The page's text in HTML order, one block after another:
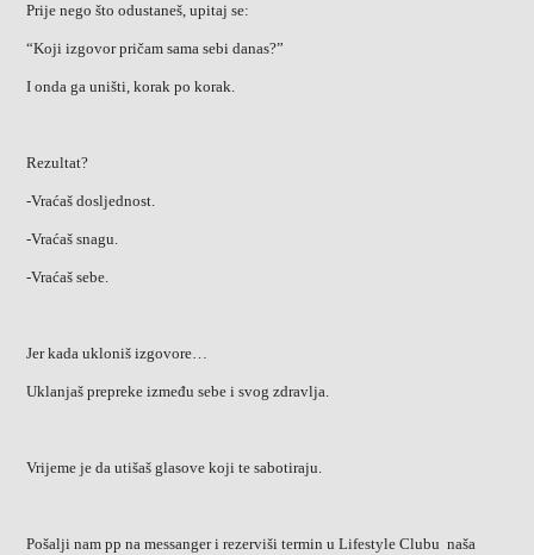
Prije nego što odustaneš, upitaj se:
“Koji izgovor pričam sama sebi danas?”
I onda ga uništi, korak po korak.
Rezultat?
-Vraćaš dosljednost.
-Vraćaš snagu.
-Vraćaš sebe.
Jer kada ukloniš izgovore…
Uklanjaš prepreke između sebe i svog zdravlja.
Vrijeme je da utišaš glasove koji te sabotiraju.
Pošalji nam pp na messanger i rezerviši termin u Lifestyle Clubu naša